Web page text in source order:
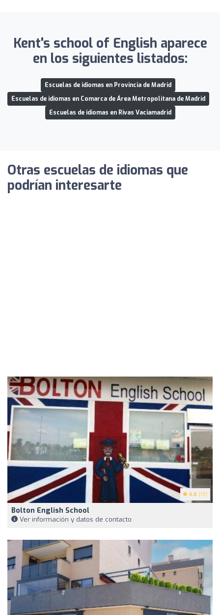
Kent's school of English aparece
en los siguientes listados:
Escuelas de idiomas en Provincia de Madrid
Escuelas de idiomas en Comarca de Área Metropolitana de Madrid
Escuelas de idiomas en Rivas Vaciamadrid
Otras escuelas de idiomas que
podrían interesarte
4.6 (19)
Bolton English School
Ver información y datos de contacto